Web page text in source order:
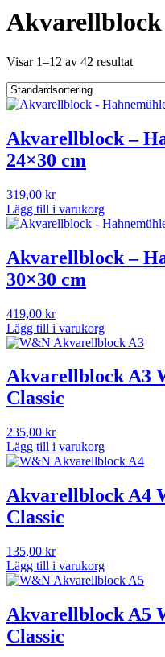
Akvarellblock
Visar 1–12 av 42 resultat
Akvarellblock –
24×30 cm
319,00 kr
Lägg till i varukorg
Akvarellblock –
30×30 cm
419,00 kr
Lägg till i varukorg
Akvarellblock A3
Classic
235,00 kr
Lägg till i varukorg
Akvarellblock A4
Classic
135,00 kr
Lägg till i varukorg
Akvarellblock A5
Classic